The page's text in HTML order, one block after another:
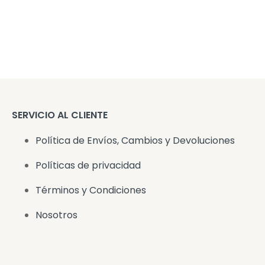
SERVICIO AL CLIENTE
Política de Envíos, Cambios y Devoluciones
Políticas de privacidad
Términos y Condiciones
Nosotros